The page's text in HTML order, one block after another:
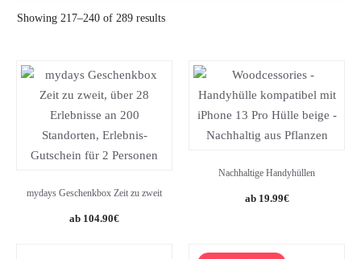
Beziehung
Showing 217–240 of 289 results
mydays Geschenkbox Zeit zu zweit
104.90€
Nachhaltige Handyhüllen
19.99€